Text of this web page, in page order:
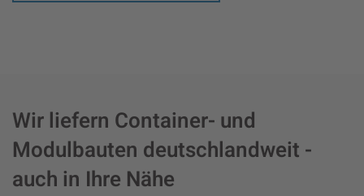
Wir liefern Container- und
Modulbauten deutschlandweit -
auch in Ihre Nähe